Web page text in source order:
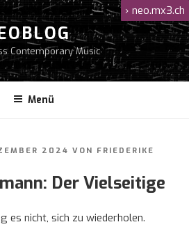
Contemporary Music
Menü
› neo.mx3.ch
2024 VON FRIEDERIKE
Der Vielseitige
es nicht, sich zu wiederholen.